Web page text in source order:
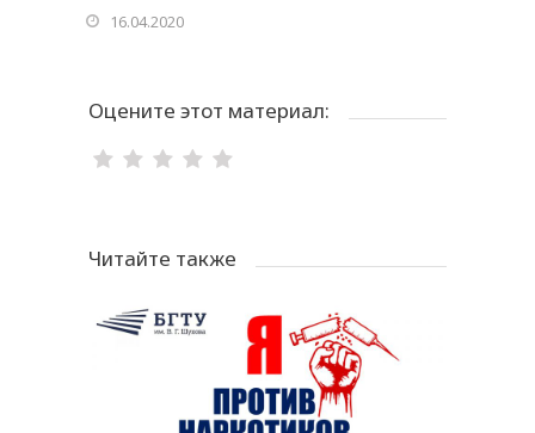
16.04.2020
Оцените этот материал:
Читайте также